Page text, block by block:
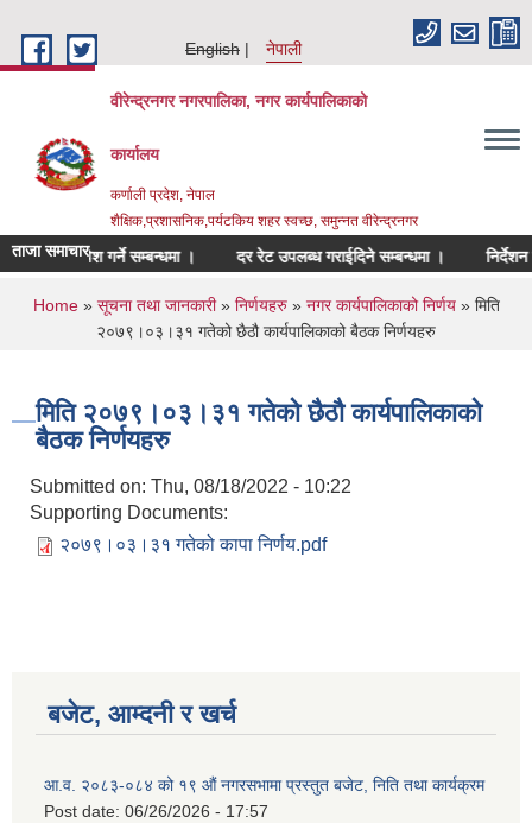
English
नेपाली
वीरेन्द्रनगर नगरपालिका, नगर कार्यपालिकाको
कार्यालय
कर्णाली प्रदेश, नेपाल
शैक्षिक,प्रशासनिक,पर्यटकिय शहर स्वच्छ, समुन्नत वीरेन्द्रनगर
ताजा समाचारपेश गर्ने सम्बन्धमा । दर रेट उपलब्ध गराईदिने सम्बन्धमा । निर्देशन
You are here
Home» सूचना तथा जानकारी» निर्णयहरु» नगर कार्यपालिकाको निर्णय » मिति
२०७९।०३।३१ गतेको छैठौ कार्यपालिकाको बैठक निर्णयहरु
मिति २०७९।०३।३१ गतेको छैठौ कार्यपालिकाको
बैठक निर्णयहरु
Submitted on: Thu, 08/18/2022 - 10:22
Supporting Documents:
२०७९।०३।३१ गतेको कापा निर्णय.pdf
बजेट, आम्दनी र खर्च
आ.व. २०८३-०८४ को १९ औं नगरसभामा प्रस्तुत बजेट, निति तथा कार्यक्रम
Post date: 06/26/2026 - 17:57